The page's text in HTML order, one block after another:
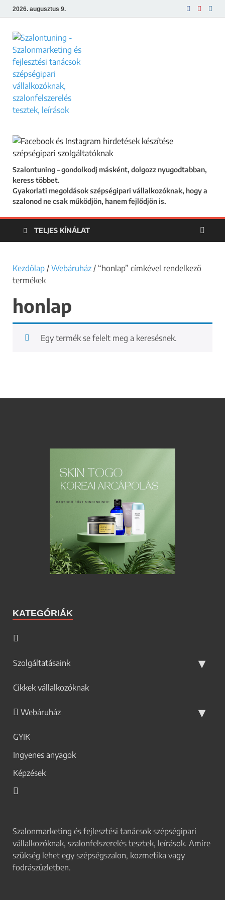
2026. augusztus 9.
Szalontuning – gondolkodj másként, dolgozz nyugodtabban,
keress többet.
Gyakorlati megoldások szépségipari vállalkozóknak, hogy a
szalonod ne csak működjön, hanem fejlődjön is.
TELJES KÍNÁLAT
Kezdőlap / Webáruház / “honlap” címkével rendelkező
termékek
honlap
Egy termék se felelt meg a keresésnek.
KATEGÓRIÁK
Szolgáltatásaink
Cikkek vállalkozóknak
Webáruház
GYIK
Ingyenes anyagok
Képzések
Szalonmarketing és fejlesztési tanácsok szépségipari
vállalkozóknak, szalonfelszerelés tesztek, leírások. Amire
szükség lehet egy szépségszalon, kozmetika vagy
fodrászüzletben.